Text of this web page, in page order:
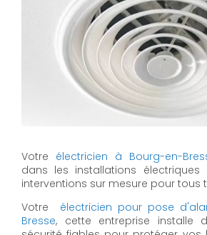
Votre électricien à Bourg-en-
dans les installations électriques
interventions sur mesure pour tous
Votre électricien pour pose
Bresse, cette entreprise installe